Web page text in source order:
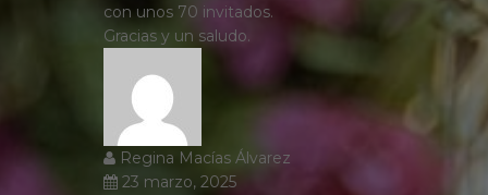
con unos 70 invitados.
Gracias y un saludo.
Regina Macías Álvarez
23 marzo, 2025